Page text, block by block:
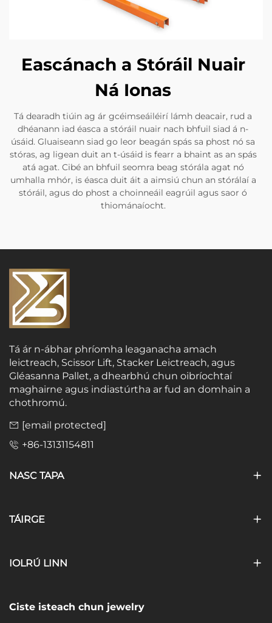
Eascánach a Stóráil Nuair
Ná Ionas
Tá dearadh tiúin ag ár gcéimseáiléirí lámh deacair, rud a
dhéanann iad éasca a stóráil nuair nach bhfuil siad á n-
úsáid. Gluaiseann siad go leor beagán spás sa phost nó sa
stóras, ag ligean duit an t-úsáid is fearr a bhaint as an spás
atá agat. Cibé an bhfuil seomra beag stórála agat nó
umhalla mhór, is éasca duit áit a aimsiú chun an stórálaí a
stóráil, agus do phost a choinneáil eagrúil agus saor ó
thiománaíocht.
Tá ár n-ábhar phríomha leaganacha amach
leictreach, Scissor Lift, Stacker Leictreach, agus
Gléasanna Pallet, a dhearbhú chun oibríochtaí
maghairne agus indiastúrtha ar fud an domhain a
chothromú.
[email protected]
+86-13131154811
NASC TAPA
TÁIRGE
IOLRÚ LINN
Ciste isteach chun jewelry